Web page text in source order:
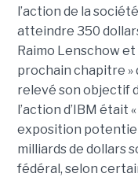
l’action de la
atteindre 350
Raimo Lenschow
prochain chapitre »
relevé son objectif
l’action d’IBM était
exposition
milliards de dollars
fédéral, selon